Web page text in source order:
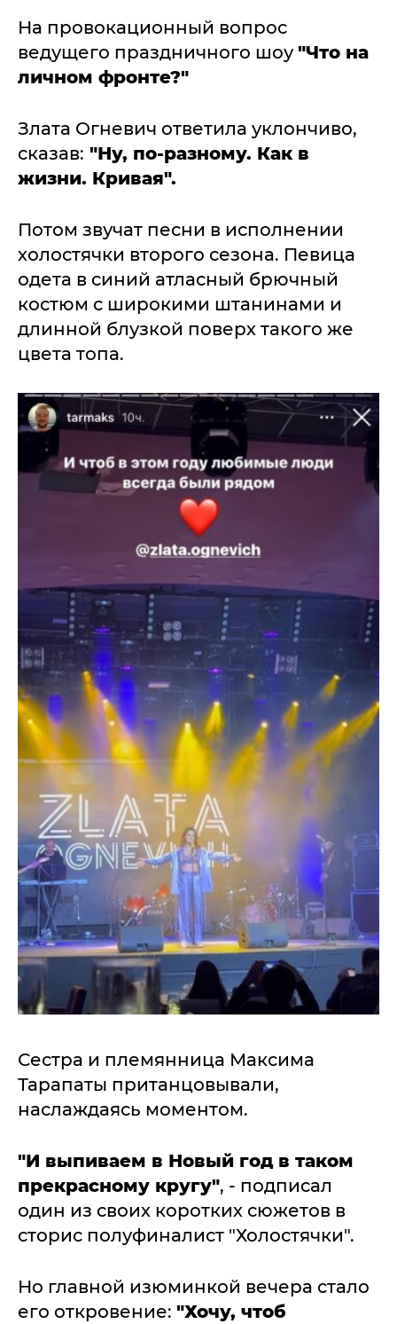
На провокационный вопрос
ведущего праздничного шоу"Что на
личном фронте?"
Злата Огневич ответила уклончиво,
сказав: "Ну, по-разному. Как в
жизни. Кривая".
Потом звучат песни в исполнении
холостячки второго сезона. Певица
одета в синий атласный брючный
костюм с широкими штанинами и
длинной блузкой поверх такого же
цвета топа.
Сестра и племянница Максима
Тарапаты пританцовывали,
наслаждаясь моментом.
"И выпиваем в Новый год в таком
прекрасному кругу", - подписал
один из своих коротких сюжетов в
сторис полуфиналист "Холостячки".
Но главной изюминкой вечера стало
его откровение: "Хочу, чтоб